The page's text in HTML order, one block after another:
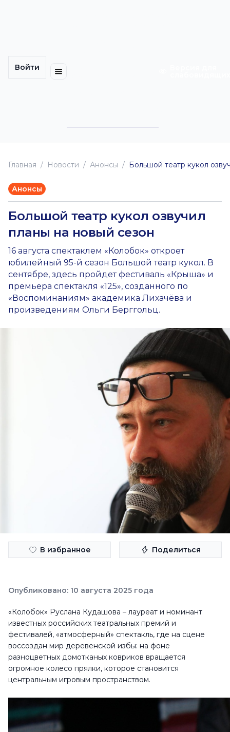
Войти
Главная Новоcти Анонсы Большой театр кукол
Анонсы
Большой театр кукол озвучил
планы на новый сезон
16 августа спектаклем «Колобок» откроет
юбилейный 95-й сезон Большой театр кукол. В
сентябре, здесь пройдет фестиваль «Крыша» и
премьера спектакля «125», созданного по
«Воспоминаниям» академика Лихачёва и
произведениям Ольги Берггольц.
В избранное Поделиться
Опубликовано: 10 августа 2025 года
«Колобок» Руслана Кудашова – лауреат и номинант
известных российских театральных премий и
фестивалей, «атмосферный» спектакль, где на сцене
воссоздан мир деревенской избы: на фоне
разноцветных домотканых ковриков вращается
огромное колесо прялки, которое становится
центральным игровым пространством.